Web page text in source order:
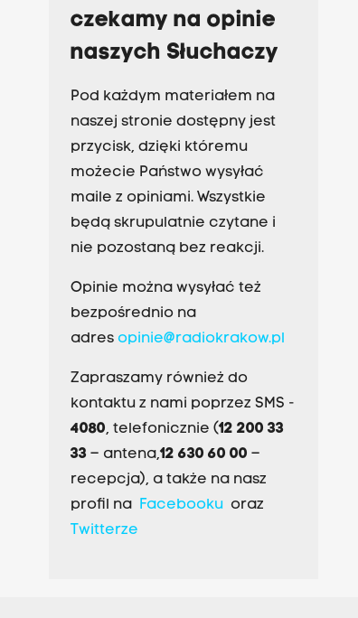
czekamy na opinie
naszych Słuchaczy
Pod każdym materiałem na
naszej stronie dostępny jest
przycisk, dzięki któremu
możecie Państwo wysyłać
maile z opiniami. Wszystkie
będą skrupulatnie czytane i
nie pozostaną bez reakcji.
Opinie można wysyłać też
bezpośrednio na
adres opinie@radiokrakow.pl
Zapraszamy również do
kontaktu z nami poprzez SMS -
4080, telefonicznie (12 200 33
33– antena,12 630 60 00 –
recepcja), a także na nasz
profil na Facebookuoraz
Twitterze